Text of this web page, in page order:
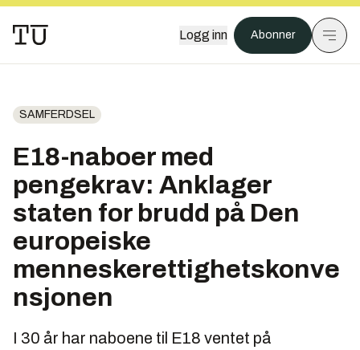
Logg inn Abonner
SAMFERDSEL
E18-naboer med
pengekrav: Anklager
staten for brudd på Den
europeiske
menneskerettighetskonve
nsjonen
I 30 år har naboene til E18 ventet på